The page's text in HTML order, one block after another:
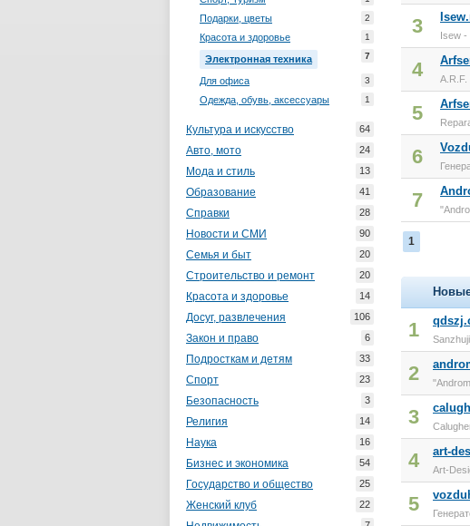
Подарки, цветы 2
Красота и здоровье 1
Электронная техника 7
Для офиса 3
Одежда, обувь, аксессуары 1
Культура и искусство 64
Авто, мото 24
Мода и стиль 13
Образование 41
Справки 28
Новости и СМИ 90
Семья и быт 20
Строительство и ремонт 20
Красота и здоровье 14
Досуг, развлечения 106
Закон и право 6
Подросткам и детям 33
Спорт 23
Безопасность 3
Религия 14
Наука 16
Бизнес и экономика 54
Государство и общество 25
Женский клуб 22
3 Isew -
4 A.R.F.
5
6
7
1
1
2
3
4 art-
Art-
5